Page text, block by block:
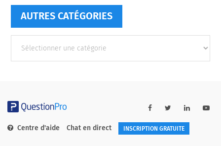
AUTRES CATÉGORIES
catégories
Centre d'aide Chat en direct INSCRIPTION GRATUITE